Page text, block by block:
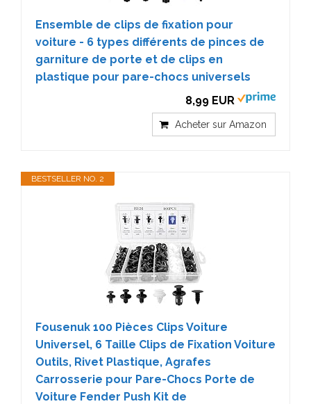
Ensemble de clips de fixation pour
voiture - 6 types différents de pinces de
garniture de porte et de clips en
plastique pour pare-chocs universels
8,99 EUR
Acheter sur Amazon
BESTSELLER NO. 2
Fousenuk 100 Pièces Clips Voiture
Universel, 6 Taille Clips de Fixation Voiture
Outils, Rivet Plastique, Agrafes
Carrosserie pour Pare-Chocs Porte de
Voiture Fender Push Kit de